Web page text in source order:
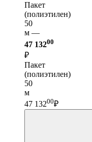
Пакет
(полиэтилен)
50
м —
47 13200
₽
Пакет
(полиэтилен)
50
м
47 13200₽